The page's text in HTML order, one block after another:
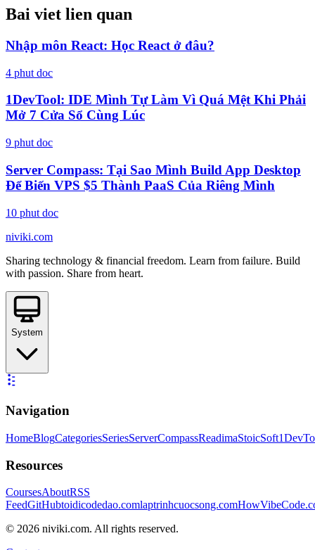
Bai viet lien quan
Nhập môn React: Học React ở đâu?
4 phut doc
1DevTool: IDE Mình Tự Làm Vì Quá Mệt Khi Phải
Mở 7 Cửa Sổ Cùng Lúc
9 phut doc
Server Compass: Tại Sao Mình Build App Desktop
Để Biến VPS $5 Thành PaaS Của Riêng Mình
10 phut doc
niviki.com
Sharing technology & financial freedom. Learn from failure. Build
with passion. Share from heart.
System
Navigation
HomeBlogCategoriesSeriesServerCompassReadimaStoicSoft
Resources
CoursesAboutRSS
FeedGitHubtoidicodedao.comlaptrinhcuocsong.com
© 2026 niviki.com. All rights reserved.